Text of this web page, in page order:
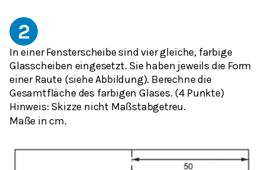
2
In einer Fensterscheibe sind vier gleiche, farbige
Glasscheiben eingesetzt. Sie haben jeweils die Form
einer Raute (siehe Abbildung). Berechne die
Gesamtfläche des farbigen Glases. (4 Punkte)
Hinweis: Skizze nicht Maßstabgetreu.
Maße in cm.